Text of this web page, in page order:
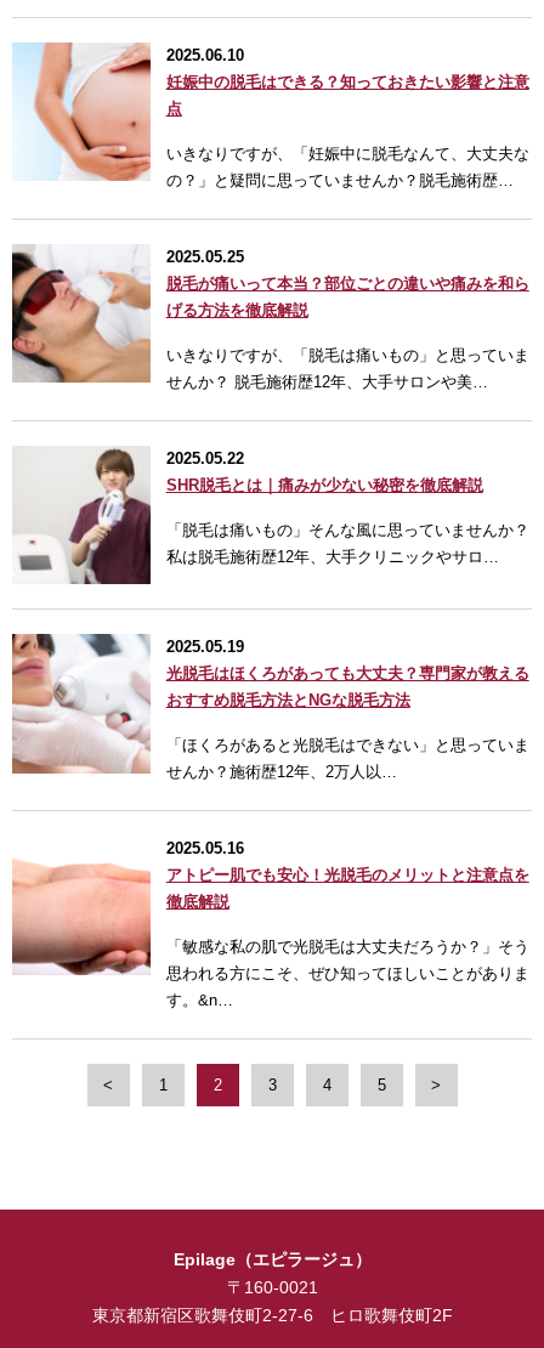
2025.06.10
妊娠中の脱毛はできる？知っておきたい影響と注意
点
いきなりですが、「妊娠中に脱毛なんて、大丈夫な
の？」と疑問に思っていませんか？脱毛施術歴…
2025.05.25
脱毛が痛いって本当？部位ごとの違いや痛みを和ら
げる方法を徹底解説
いきなりですが、「脱毛は痛いもの」と思っていま
せんか？ 脱毛施術歴12年、大手サロンや美…
2025.05.22
SHR脱毛とは｜痛みが少ない秘密を徹底解説
「脱毛は痛いもの」そんな風に思っていませんか？
私は脱毛施術歴12年、大手クリニックやサロ…
2025.05.19
光脱毛はほくろがあっても大丈夫？専門家が教える
おすすめ脱毛方法とNGな脱毛方法
「ほくろがあると光脱毛はできない」と思っていま
せんか？施術歴12年、2万人以…
2025.05.16
アトピー肌でも安心！光脱毛のメリットと注意点を
徹底解説
「敏感な私の肌で光脱毛は大丈夫だろうか？」そう
思われる方にこそ、ぜひ知ってほしいことがありま
す。&n…
< 1 2 3 4 5 >
Epilage（エピラージュ）
〒160-0021
東京都新宿区歌舞伎町2-27-6 ヒロ歌舞伎町2F